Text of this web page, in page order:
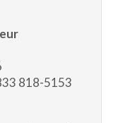
818-5153